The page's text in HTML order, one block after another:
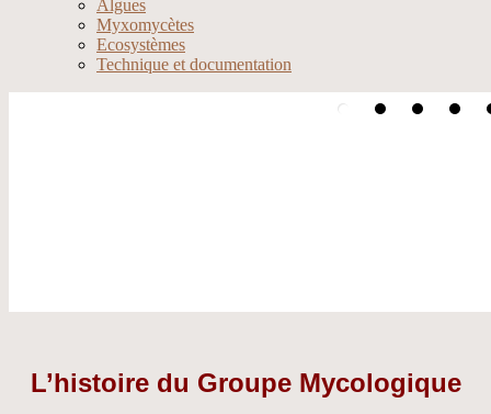
Algues
Myxomycètes
Ecosystèmes
Technique et documentation
L’histoire du Groupe Mycologique